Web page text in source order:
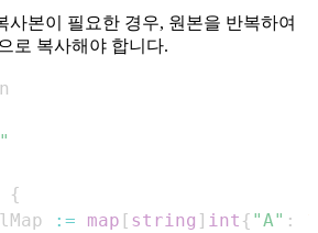
사본이 필요한 경우, 원본을 반복하여
로 복사해야 합니다.
{
:= map [ string ] int { "A" :